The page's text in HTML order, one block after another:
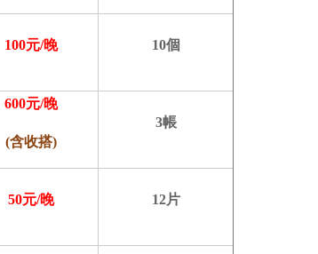
100元/晚 10個
600元/晚
(含收搭)
3帳
50元/晚 12片